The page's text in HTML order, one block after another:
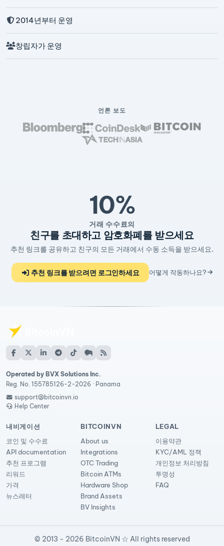
2014년부터 운영
창립자가 운영
언론 보도
10%
거래 수수료의
친구를 초대하고 암호화폐를 받으세요
추천 링크를 공유하고 친구의 모든 거래에서 수동 소득을 받으세요.
추천 링크를 받으려면 로그인하세요 어떻게 작동하나요?
Operated by BVX Solutions Inc.
Reg. No. 155785126-2-2026 · Panama
support@bitcoinvn.io
Help Center
내비게이션
코인 및 수수료
API documentation
추천 프로그램
리워드
가격
뉴스레터
BITCOINVN
About us
Integrations
OTC Trading
Bitcoin ATMs
Hardware Shop
Brand Assets
BV Insights
LEGAL
이용약관
KYC/AML 정책
개인정보 처리방침
투명성
FAQ
© 2013 - 2026 BitcoinVN ☆ All rights reserved